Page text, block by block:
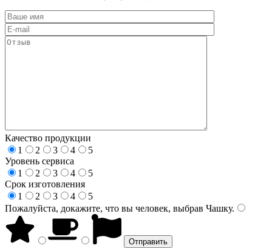
Качество продукции
1
2 3 4
5
Уровень сервиса
1
2 3 4
5
Срок изготовления
1
2 3 4
5
Пожалуйста, докажите, что вы человек, выбрав Чашку.